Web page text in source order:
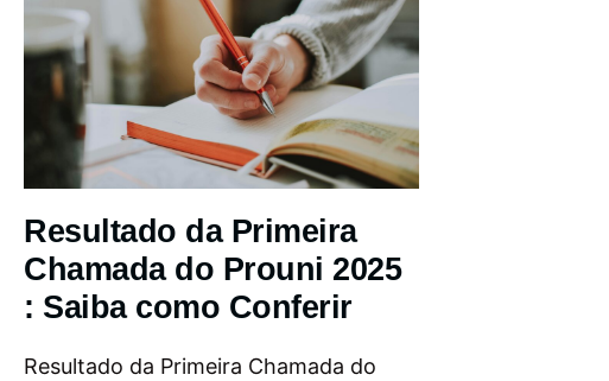
Resultado da Primeira
Chamada do Prouni 2025
: Saiba como Conferir
Resultado da Primeira Chamada do